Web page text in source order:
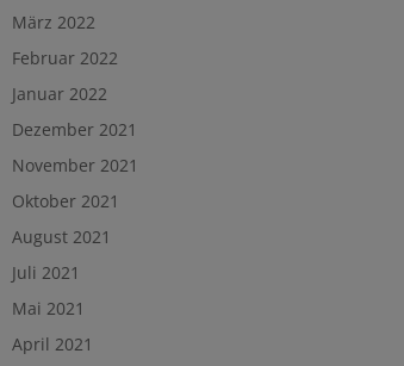
März 2022
Februar 2022
Januar 2022
Dezember 2021
November 2021
Oktober 2021
August 2021
Juli 2021
Mai 2021
April 2021